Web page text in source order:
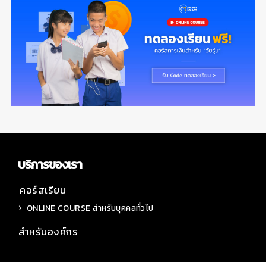
บริการของเรา
คอร์สเรียน
ONLINE COURSE สำหรับบุคคลทั่วไป
สำหรับองค์กร